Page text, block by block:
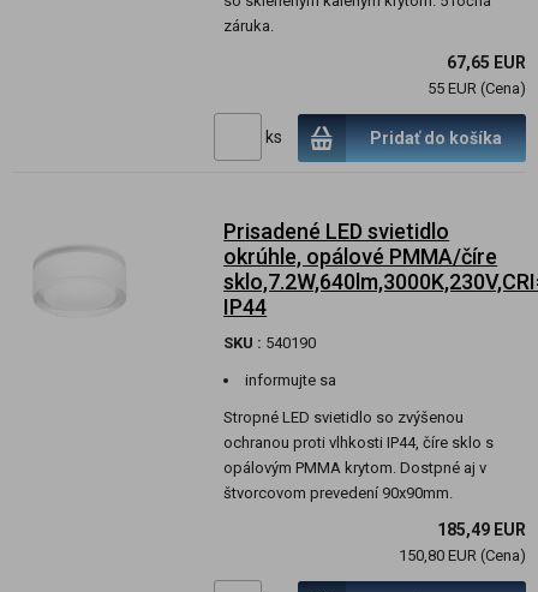
záruka.
67,65 EUR
55 EUR (Cena)
ks Pridať do košíka
Prisadené LED svietidlo
okrúhle, opálové PMMA/číre
IP44
SKU : 540190
informujte sa
Stropné LED svietidlo so zvýšenou
ochranou proti vlhkosti IP44, číre sklo s
opálovým PMMA krytom. Dostpné aj v
štvorcovom prevedení 90x90mm.
185,49 EUR
150,80 EUR (Cena)